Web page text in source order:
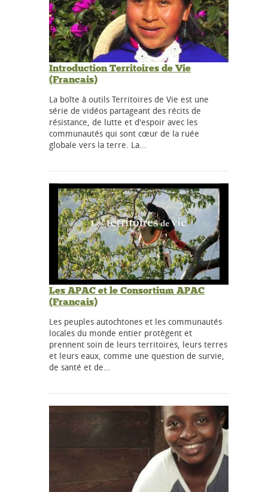
Introduction Territoires de Vie
(Français)
La boîte à outils Territoires de Vie est une
série de vidéos partageant des récits de
résistance, de lutte et d'espoir avec les
communautés qui sont cœur de la ruée
globale vers la terre. La…
Les APAC et le Consortium APAC
(Français)
Les peuples autochtones et les communautés
locales du monde entier protègent et
prennent soin de leurs territoires, leurs terres
et leurs eaux, comme une question de survie,
de santé et de…